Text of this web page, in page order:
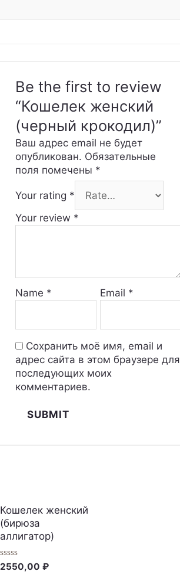
Be the first to review
“Кошелек женский
(черный крокодил)”
Ваш адрес email не будет
опубликован. Обязательные
поля помечены *
Your rating *
Your review *
Name * Email *
Сохранить моё имя, email и
адрес сайта в этом браузере для
последующих моих
комментариев.
Кошелек женский
(бирюза
аллигатор)
Rated
0
2550,00 ₽